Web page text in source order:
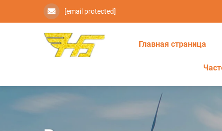
[email protected]
Главная страница